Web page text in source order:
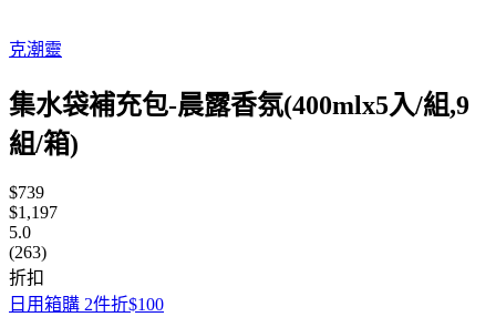
克潮靈
集水袋補充包-晨露香氛(400mlx5入/組,9
組/箱)
$739
$1,197
5.0
(263)
折扣
日用箱購 2件折$100